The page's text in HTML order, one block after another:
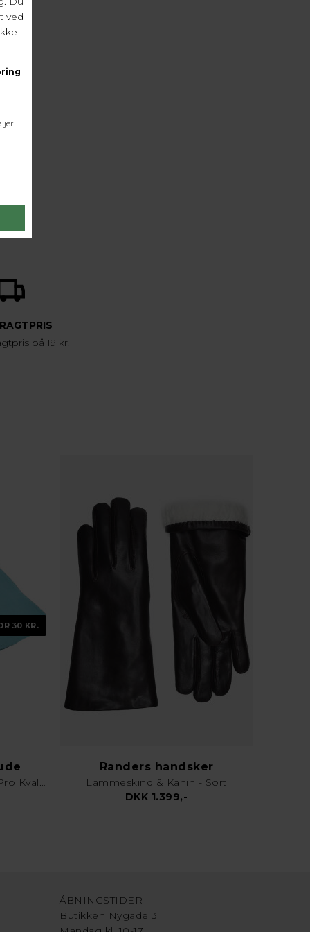
på 19 kr.
30 KR.
Karklud & Rengøringsklud - Pro Kvalitet - Valgfri Farve
Randers handsker
Lammeskind & Kanin - Sort
DKK 1.399,-
ÅBNINGSTIDER
Butikken Nygade 3